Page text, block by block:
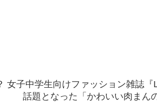
女子中学生向けファッション雑誌
話題となった「かわいい肉まん